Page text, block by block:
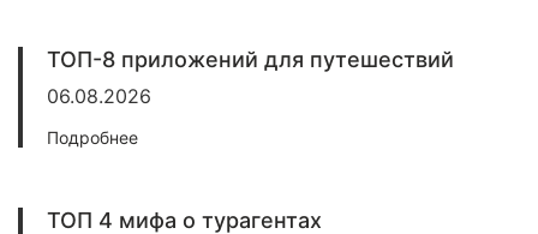
ТОП-8 приложений для путешествий
06.08.2026
Подробнее
ТОП 4 мифа о турагентах